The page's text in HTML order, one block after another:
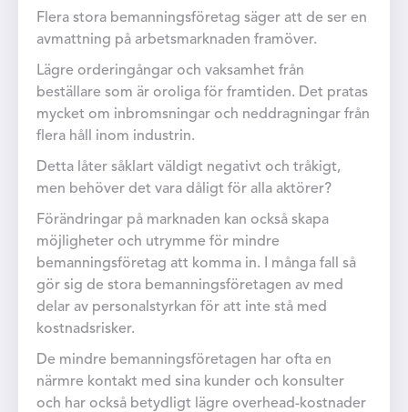
Flera stora bemanningsföretag säger att de ser en
avmattning på arbetsmarknaden framöver.
Lägre orderingångar och vaksamhet från
beställare som är oroliga för framtiden. Det pratas
mycket om inbromsningar och neddragningar från
flera håll inom industrin.
Detta låter såklart väldigt negativt och tråkigt,
men behöver det vara dåligt för alla aktörer?
Förändringar på marknaden kan också skapa
möjligheter och utrymme för mindre
bemanningsföretag att komma in. I många fall så
gör sig de stora bemanningsföretagen av med
delar av personalstyrkan för att inte stå med
kostnadsrisker.
De mindre bemanningsföretagen har ofta en
närmre kontakt med sina kunder och konsulter
och har också betydligt lägre overhead-kostnader